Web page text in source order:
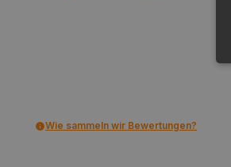
Wie sammeln wir Bewertungen?